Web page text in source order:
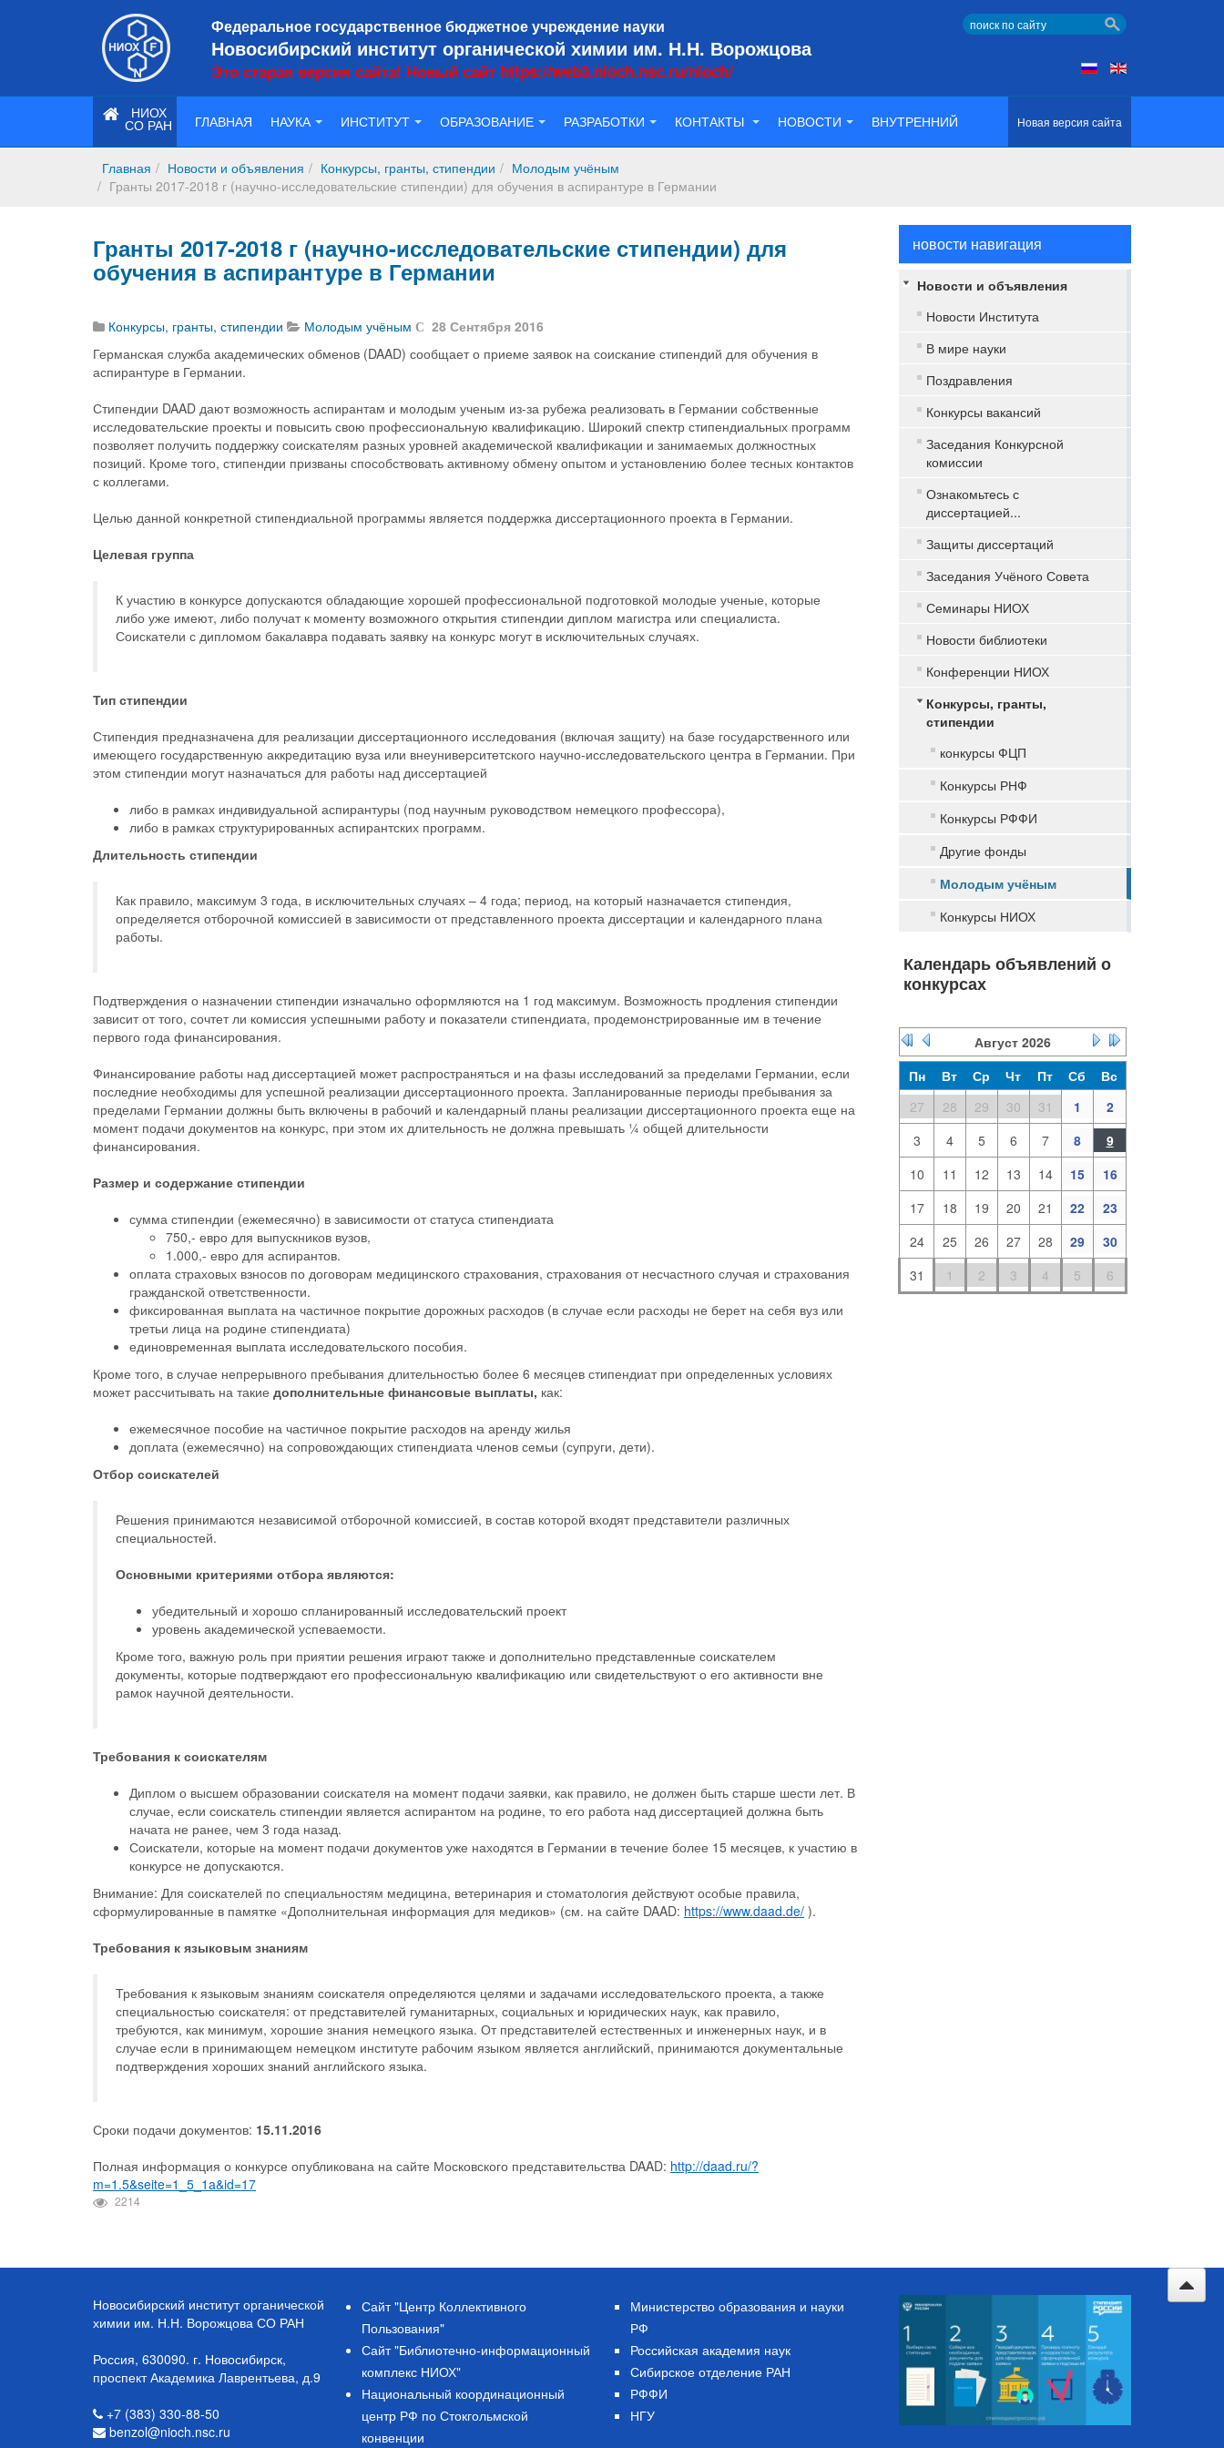
Федеральное государственное бюджетное учреждение науки
Новосибирский институт органической химии им. Н.Н. Ворожцова
Это старая версия сайта! Новый сайт https://web3.nioch.nsc.ru/nioch/
НИОХ
СО РАН Новая версия сайта
ГЛАВНАЯ НАУКА ИНСТИТУТ ОБРАЗОВАНИЕ РАЗРАБОТКИ КОНТАКТЫ НОВОСТИ ВНУТРЕННИЙ
Главная Новости и объявления Конкурсы, гранты, стипендии
Молодым учёным
Гранты 2017-2018 г (научно-исследовательские стипендии) для обучения в аспирантуре в Германии
Гранты 2017-2018 г (научно-исследовательские стипендии) для
обучения в аспирантуре в Германии
Конкурсы, гранты, стипендии Молодым учёным
28 Сентября 2016
Германская служба академических обменов (DAAD) сообщает о приеме заявок на соискание стипендий для обучения в
аспирантуре в Германии.
Стипендии DAAD дают возможность аспирантам и молодым ученым из-за рубежа реализовать в Германии собственные
исследовательские проекты и повысить свою профессиональную квалификацию. Широкий спектр стипендиальных программ
позволяет получить поддержку соискателям разных уровней академической квалификации и занимаемых должностных
позиций. Кроме того, стипендии призваны способствовать активному обмену опытом и установлению более тесных контактов
с коллегами.
Целью данной конкретной стипендиальной программы является поддержка диссертационного проекта в Германии.
Целевая группа
К участию в конкурсе допускаются обладающие хорошей профессиональной подготовкой молодые ученые, которые
либо уже имеют, либо получат к моменту возможного открытия стипендии диплом магистра или специалиста.
Соискатели с дипломом бакалавра подавать заявку на конкурс могут в исключительных случаях.
Тип стипендии
Стипендия предназначена для реализации диссертационного исследования (включая защиту) на базе государственного или
имеющего государственную аккредитацию вуза или внеуниверситетского научно-исследовательского центра в Германии. При
этом стипендии могут назначаться для работы над диссертацией
либо в рамках индивидуальной аспирантуры (под научным руководством немецкого профессора),
либо в рамках структурированных аспирантских программ.
Длительность стипендии
Как правило, максимум 3 года, в исключительных случаях – 4 года; период, на который назначается стипендия,
определяется отборочной комиссией в зависимости от представленного проекта диссертации и календарного плана
работы.
Подтверждения о назначении стипендии изначально оформляются на 1 год максимум. Возможность продления стипендии
зависит от того, сочтет ли комиссия успешными работу и показатели стипендиата, продемонстрированные им в течение
первого года финансирования.
Финансирование работы над диссертацией может распространяться и на фазы исследований за пределами Германии, если
последние необходимы для успешной реализации диссертационного проекта. Запланированные периоды пребывания за
пределами Германии должны быть включены в рабочий и календарный планы реализации диссертационного проекта еще на
момент подачи документов на конкурс, при этом их длительность не должна превышать ¼ общей длительности
финансирования.
Размер и содержание стипендии
сумма стипендии (ежемесячно) в зависимости от статуса стипендиата
750,- евро для выпускников вузов,
1.000,- евро для аспирантов.
оплата страховых взносов по договорам медицинского страхования, страхования от несчастного случая и страхования
гражданской ответственности.
фиксированная выплата на частичное покрытие дорожных расходов (в случае если расходы не берет на себя вуз или
третьи лица на родине стипендиата)
единовременная выплата исследовательского пособия.
Кроме того, в случае непрерывного пребывания длительностью более 6 месяцев стипендиат при определенных условиях
может рассчитывать на такие дополнительные финансовые выплаты, как:
ежемесячное пособие на частичное покрытие расходов на аренду жилья
доплата (ежемесячно) на сопровождающих стипендиата членов семьи (супруги, дети).
Отбор соискателей
Решения принимаются независимой отборочной комиссией, в состав которой входят представители различных
специальностей.
Основными критериями отбора являются:
убедительный и хорошо спланированный исследовательский проект
уровень академической успеваемости.
Кроме того, важную роль при приятии решения играют также и дополнительно представленные соискателем
документы, которые подтверждают его профессиональную квалификацию или свидетельствуют о его активности вне
рамок научной деятельности.
Требования к соискателям
Диплом о высшем образовании соискателя на момент подачи заявки, как правило, не должен быть старше шести лет. В
случае, если соискатель стипендии является аспирантом на родине, то его работа над диссертацией должна быть
начата не ранее, чем 3 года назад.
Соискатели, которые на момент подачи документов уже находятся в Германии в течение более 15 месяцев, к участию в
конкурсе не допускаются.
Внимание: Для соискателей по специальностям медицина, ветеринария и стоматология действуют особые правила,
сформулированные в памятке «Дополнительная информация для медиков» (см. на сайте DAAD: https://www.daad.de/ ).
Требования к языковым знаниям
Требования к языковым знаниям соискателя определяются целями и задачами исследовательского проекта, а также
специальностью соискателя: от представителей гуманитарных, социальных и юридических наук, как правило,
требуются, как минимум, хорошие знания немецкого языка. От представителей естественных и инженерных наук, и в
случае если в принимающем немецком институте рабочим языком является английский, принимаются документальные
подтверждения хороших знаний английского языка.
Сроки подачи документов: 15.11.2016
Полная информация о конкурсе опубликована на сайте Московского представительства DAAD: http://daad.ru/?
m=1.5&seite=1_5_1a&id=17
2214
новости навигация
Новости и объявления
Новости Института
В мире науки
Поздравления
Конкурсы вакансий
Заседания Конкурсной
комиссии
Ознакомьтесь с
диссертацией...
Защиты диссертаций
Заседания Учёного Совета
Семинары НИОХ
Новости библиотеки
Конференции НИОХ
Конкурсы, гранты,
стипендии
конкурсы ФЦП
Конкурсы РНФ
Конкурсы РФФИ
Другие фонды
Молодым учёным
Конкурсы НИОХ
Календарь объявлений о
конкурсах
Август 2026
Пн
Вт Ср Чт Пт Сб
Вс
27
28 29 30 31 1
2
3
4 5 6 7 8
9
10
11 12 13 14 15
16
17
18 19 20 21 22
23
24
25 26 27 28 29
30
31
1 2 3 4 5 6
Новосибирский институт органической
химии им. Н.Н. Ворожцова СО РАН
Россия, 630090. г. Новосибирск,
проспект Академика Лаврентьева, д.9
+7 (383) 330-88-50
benzol@nioch.nsc.ru
Сайт "Центр Коллективного
Пользования"
Сайт "Библиотечно-информационный
комплекс НИОХ"
Национальный координационный
центр РФ по Стокгольмской
конвенции
Министерство образования и науки
РФ
Российская академия наук
Сибирское отделение РАН
РФФИ
НГУ